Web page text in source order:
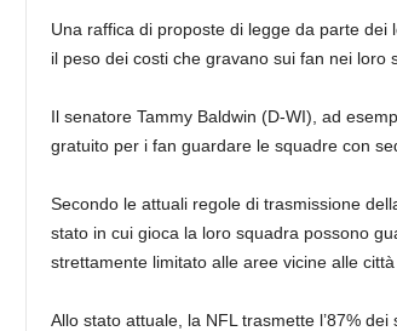
Una raffica di proposte di legge da parte
il peso dei costi che gravano sui fan nei loro
Il senatore Tammy Baldwin (D-WI), ad
gratuito per i fan guardare le squadre con
Secondo le attuali regole di trasmissione
stato in cui gioca la loro squadra possono
strettamente limitato alle aree vicine alle
Allo stato attuale, la NFL trasmette l’87%